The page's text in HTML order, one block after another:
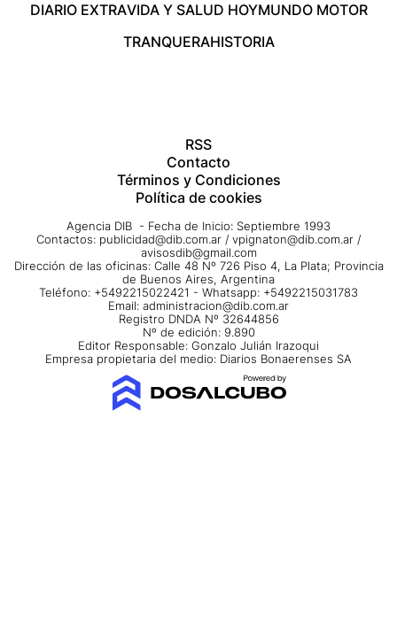
DIARIO EXTRAVIDA Y SALUD HOYMUNDO MOTOR
TRANQUERAHISTORIA
RSS
Contacto
Términos y Condiciones
Política de cookies
Agencia DIB - Fecha de Inicio: Septiembre 1993
Contactos: publicidad@dib.com.ar / vpignaton@dib.com.ar /
avisosdib@gmail.com
Dirección de las oficinas: Calle 48 Nº 726 Piso 4, La Plata; Provincia
de Buenos Aires, Argentina
Teléfono: +5492215022421 - Whatsapp: +5492215031783
Email: administracion@dib.com.ar
Registro DNDA Nº 32644856
Nº de edición: 9.890
Editor Responsable: Gonzalo Julián Irazoqui
Empresa propietaria del medio: Diarios Bonaerenses SA